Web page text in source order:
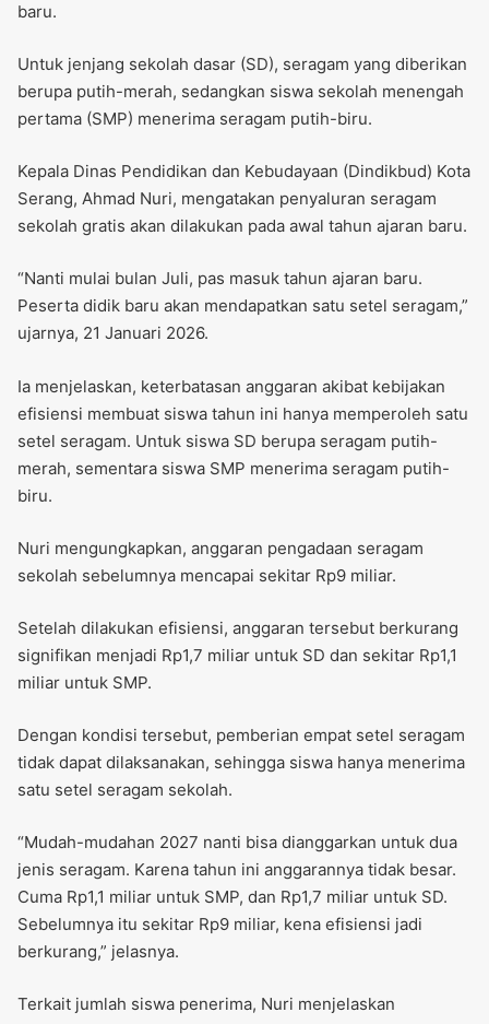
baru.
Untuk jenjang sekolah dasar (SD), seragam yang diberikan
berupa putih-merah, sedangkan siswa sekolah menengah
pertama (SMP) menerima seragam putih-biru.
Kepala Dinas Pendidikan dan Kebudayaan (Dindikbud) Kota
Serang, Ahmad Nuri, mengatakan penyaluran seragam
sekolah gratis akan dilakukan pada awal tahun ajaran baru.
“Nanti mulai bulan Juli, pas masuk tahun ajaran baru.
Peserta didik baru akan mendapatkan satu setel seragam,”
ujarnya, 21 Januari 2026.
Ia menjelaskan, keterbatasan anggaran akibat kebijakan
efisiensi membuat siswa tahun ini hanya memperoleh satu
setel seragam. Untuk siswa SD berupa seragam putih-
merah, sementara siswa SMP menerima seragam putih-
biru.
Nuri mengungkapkan, anggaran pengadaan seragam
sekolah sebelumnya mencapai sekitar Rp9 miliar.
Setelah dilakukan efisiensi, anggaran tersebut berkurang
signifikan menjadi Rp1,7 miliar untuk SD dan sekitar Rp1,1
miliar untuk SMP.
Dengan kondisi tersebut, pemberian empat setel seragam
tidak dapat dilaksanakan, sehingga siswa hanya menerima
satu setel seragam sekolah.
“Mudah-mudahan 2027 nanti bisa dianggarkan untuk dua
jenis seragam. Karena tahun ini anggarannya tidak besar.
Cuma Rp1,1 miliar untuk SMP, dan Rp1,7 miliar untuk SD.
Sebelumnya itu sekitar Rp9 miliar, kena efisiensi jadi
berkurang,” jelasnya.
Terkait jumlah siswa penerima, Nuri menjelaskan